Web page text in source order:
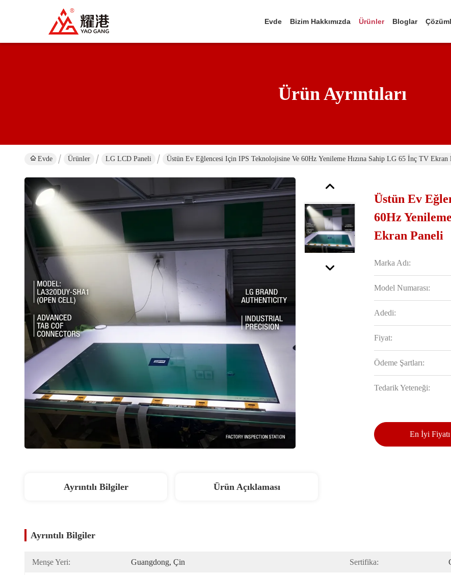
Evde Bizim Hakkımızda Ürünler Bloglar
Ürün Ayrıntıları
Evde Ürünler LG LCD Paneli Üstün Ev Eğlencesi Için IPS Teknolojisine Ve 60Hz Yenileme Hızına Sahip LG 65 İnç TV Ekran
Üstün Ev
60Hz
Ekran Paneli
Marka Adı:
Model Numarası:
Adedi:
Fiyat:
Ödeme Şartları:
Tedarik Yeteneği:
En İyi Fiyatı
Ayrıntılı Bilgiler Ürün Açıklaması
Ayrıntılı Bilgiler
Menşe Yeri: Guangdong, Çin Sertifika: